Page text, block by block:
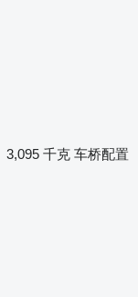
3,095 千克 车桥配置